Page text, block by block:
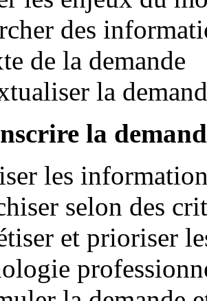
des
de la demande
la
la
les
selon des
et prioriser